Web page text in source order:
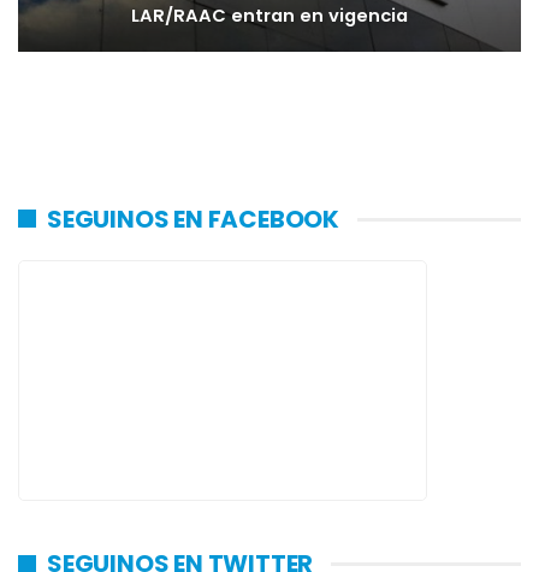
LAR/RAAC entran en vigencia
SEGUINOS EN FACEBOOK
SEGUINOS EN TWITTER